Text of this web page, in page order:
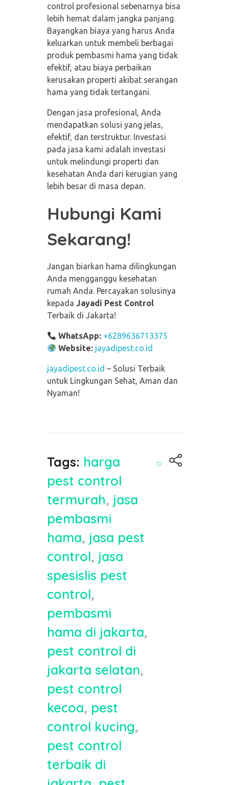
control profesional sebenarnya bisa
lebih hemat dalam jangka panjang.
Bayangkan biaya yang harus Anda
keluarkan untuk membeli berbagai
produk pembasmi hama yang tidak
efektif, atau biaya perbaikan
kerusakan properti akibat serangan
hama yang tidak tertangani.
Dengan jasa profesional, Anda
mendapatkan solusi yang jelas,
efektif, dan terstruktur. Investasi
pada jasa kami adalah investasi
untuk melindungi properti dan
kesehatan Anda dari kerugian yang
lebih besar di masa depan.
Hubungi Kami
Sekarang!
Jangan biarkan hama dilingkungan
Anda mengganggu kesehatan
rumah Anda. Percayakan solusinya
kepada Jayadi Pest Control
Terbaik di Jakarta!
WhatsApp: +6289636713375
Website: jayadipest.co.id
jayadipest.co.id – Solusi Terbaik
untuk Lingkungan Sehat, Aman dan
Nyaman!
Tags: harga
pest control
termurah, jasa
pembasmi
hama, jasa pest
control, jasa
spesislis pest
control,
pembasmi
hama di jakarta,
pest control di
jakarta selatan,
pest control
kecoa, pest
control kucing,
pest control
terbaik di